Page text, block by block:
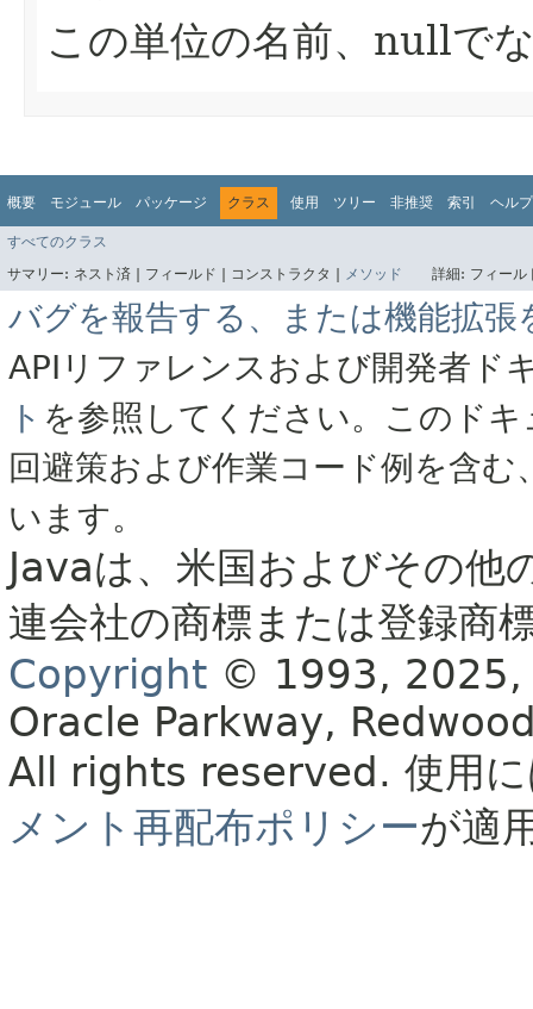
この単位の名前、nullで
概要 モジュール パッケージ クラス 使用 ツリー 非推奨 索引 ヘルプ
すべてのクラス
サマリー: ネスト済 | フィールド | コンストラクタ | メソッド 詳細: フィー
バグを報告する、または機能拡張
APIリファレンスおよび開発者ド
ト を参照してください。このド
回避策および作業コード例を含
います。
Javaは、米国およびその
連会社の商標または登録商
Copyright © 1993, 2025,
Oracle Parkway,
All rights reserved. 使用
メント再配布ポリシーが適